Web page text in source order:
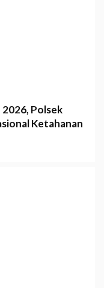
2026, Polsek
Ketahanan